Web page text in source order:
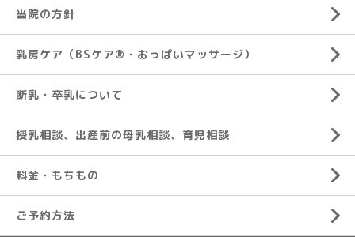
当院の方針
乳房ケア（BSケア®︎・おっぱいマッサージ）
断乳・卒乳について
授乳相談、出産前の母乳相談、育児相談
料金・もちもの
ご予約方法